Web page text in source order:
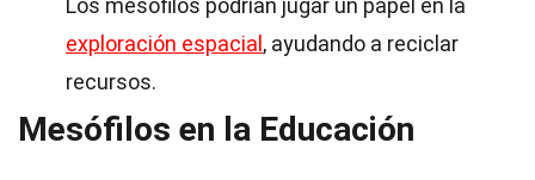
Los mesófilos podrían jugar un papel en la
exploración espacial , ayudando a reciclar
recursos.
Mesófilos en la Educación